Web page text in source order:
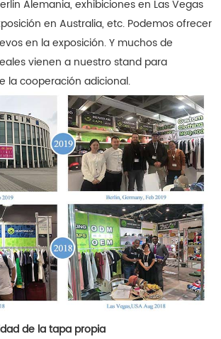
Alemania, exhibiciones en Las Vegas
en Australia, etc. Podemos ofrecer
en la exposición. Y muchos de
vienen a nuestro stand para
la cooperación adicional.
de la tapa propia